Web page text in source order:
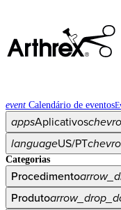
event Calendário de eventos
appsAplicativos
languageUS/PT
Categorias
Procedimento
Produto